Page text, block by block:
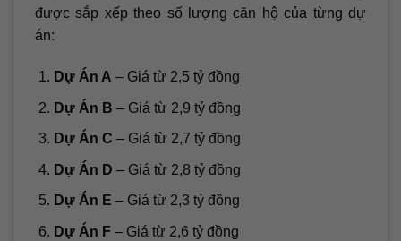
được sắp xếp theo số lượng căn hộ của từng dự
án:
Dự Án A – Giá từ 2,5 tỷ đồng
Dự Án B – Giá từ 2,9 tỷ đồng
Dự Án C – Giá từ 2,7 tỷ đồng
Dự Án D – Giá từ 2,8 tỷ đồng
Dự Án E – Giá từ 2,3 tỷ đồng
Dự Án F – Giá từ 2,6 tỷ đồng